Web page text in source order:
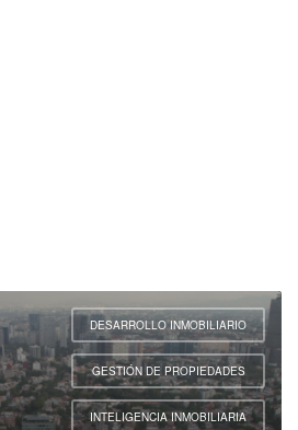
DESARROLLO INMOBILIARIO
,
GESTIÓN DE PROPIEDADES
,
INTELIGENCIA INMOBILIARIA